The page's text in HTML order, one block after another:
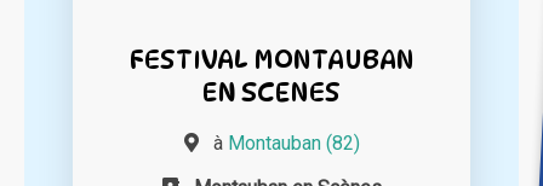
FESTIVAL MONTAUBAN
EN SCENES
à Montauban (82)